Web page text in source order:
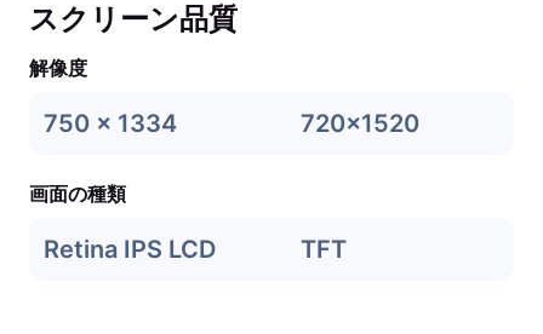
スクリーン品質
解像度
750 x 1334 720x1520
画面の種類
Retina IPS LCD TFT